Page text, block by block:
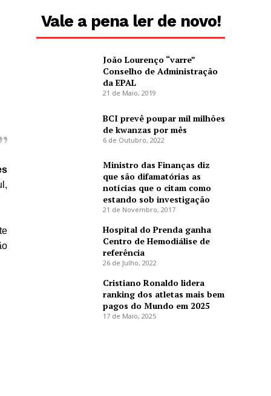
Vale a pena ler de novo!
João Lourenço “varre”
Conselho de Administração
da EPAL
21 de Maio, 2019
BCI prevê poupar mil milhões
de kwanzas por mês
6 de Outubro, 2022
Ministro das Finanças diz
que são difamatórias as
notícias que o citam como
estando sob investigação
21 de Novembro, 2017
Hospital do Prenda ganha
Centro de Hemodiálise de
referência
26 de Julho, 2022
Cristiano Ronaldo lidera
ranking dos atletas mais bem
pagos do Mundo em 2025
17 de Maio, 2025